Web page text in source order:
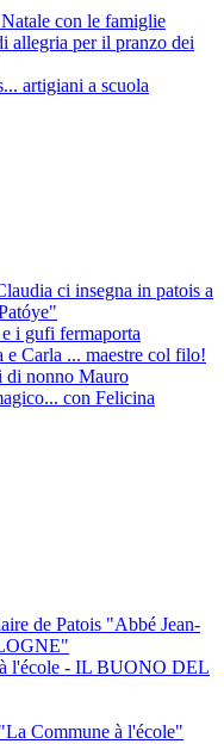
con le famiglie
allegria per il pranzo dei
artigiani a scuola
ci insegna in patois a
i gufi fermaporta
e Carla ... maestre col filo!
di nonno Mauro
con Felicina
de Patois "Abbé Jean-
l'école - IL BUONO DEL
Commune à l'école"